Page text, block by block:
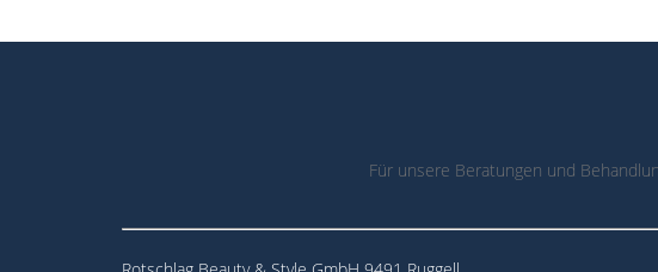
Für unsere Beratungen und